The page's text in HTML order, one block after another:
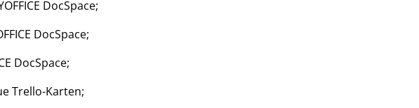
DocSpace;
DocSpace;
DocSpace;
Trello-Karten;